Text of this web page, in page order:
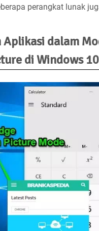
perangkat lunak
dalam
di Windows 10